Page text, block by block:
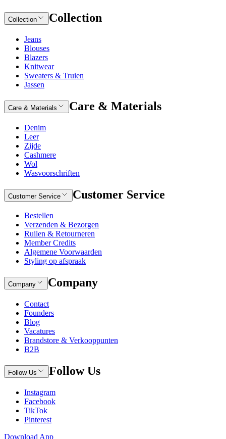
Collection Collection
Jeans
Blouses
Blazers
Knitwear
Sweaters & Truien
Jassen
Care & Materials Care & Materials
Denim
Leer
Zijde
Cashmere
Wol
Wasvoorschriften
Customer Service Customer Service
Bestellen
Verzenden & Bezorgen
Ruilen & Retourneren
Member Credits
Algemene Voorwaarden
Styling op afspraak
Company Company
Contact
Founders
Blog
Vacatures
Brandstore & Verkooppunten
B2B
Follow Us Follow Us
Instagram
Facebook
TikTok
Pinterest
Download App